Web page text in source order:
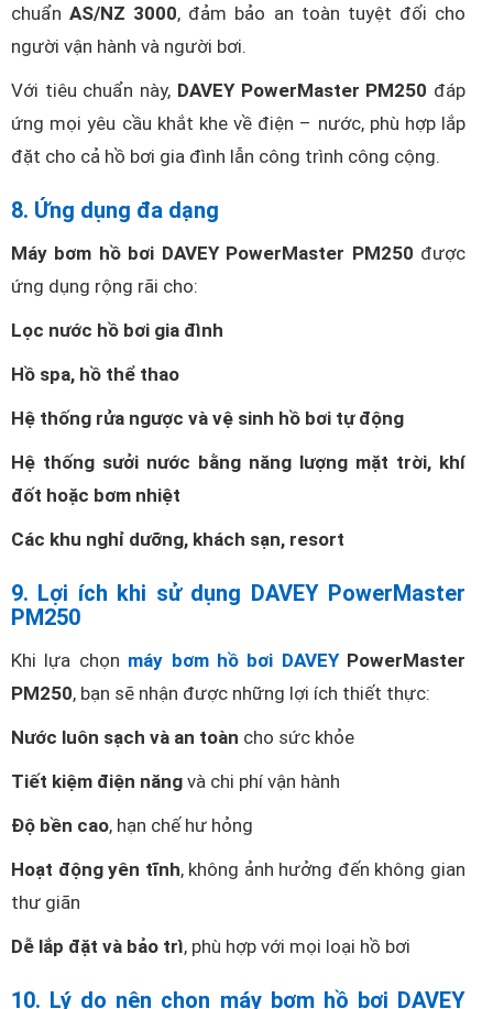
chuẩnAS/NZ 3000, đảm bảo an toàn tuyệt đối cho
người vận hành và người bơi.
Với tiêu chuẩn này, DAVEY PowerMaster PM250 đáp
ứng mọi yêu cầu khắt khe về điện – nước, phù hợp lắp
đặt cho cả hồ bơi gia đình lẫn công trình công cộng.
8. Ứng dụng đa dạng
Máy bơm hồ bơi DAVEY PowerMaster PM250 được
ứng dụng rộng rãi cho:
Lọc nước hồ bơi gia đình
Hồ spa, hồ thể thao
Hệ thống rửa ngược và vệ sinh hồ bơi tự động
Hệ thống sưởi nước bằng năng lượng mặt trời, khí
đốt hoặc bơm nhiệt
Các khu nghỉ dưỡng, khách sạn, resort
9. Lợi ích khi sử dụng DAVEY PowerMaster
PM250
Khi lựa chọn máy bơm hồ bơi DAVEYPowerMaster
PM250, bạn sẽ nhận được những lợi ích thiết thực:
Nước luôn sạch và an toàn cho sức khỏe
Tiết kiệm điện năng và chi phí vận hành
Độ bền cao, hạn chế hư hỏng
Hoạt động yên tĩnh, không ảnh hưởng đến không gian
thư giãn
Dễ lắp đặt và bảo trì, phù hợp với mọi loại hồ bơi
10. Lý do nên chọn máy bơm hồ bơi DAVEY